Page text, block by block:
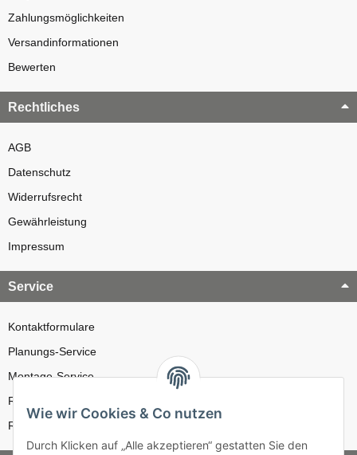
Zahlungsmöglichkeiten
Versandinformationen
Bewerten
Rechtliches
AGB
Datenschutz
Widerrufsrecht
Gewährleistung
Impressum
Service
Kontaktformulare
Planungs-Service
Montage-Service
Reparatur-Service
Retouren-Service
Wie wir Cookies & Co nutzen
Durch Klicken auf „Alle akzeptieren“ gestatten Sie den